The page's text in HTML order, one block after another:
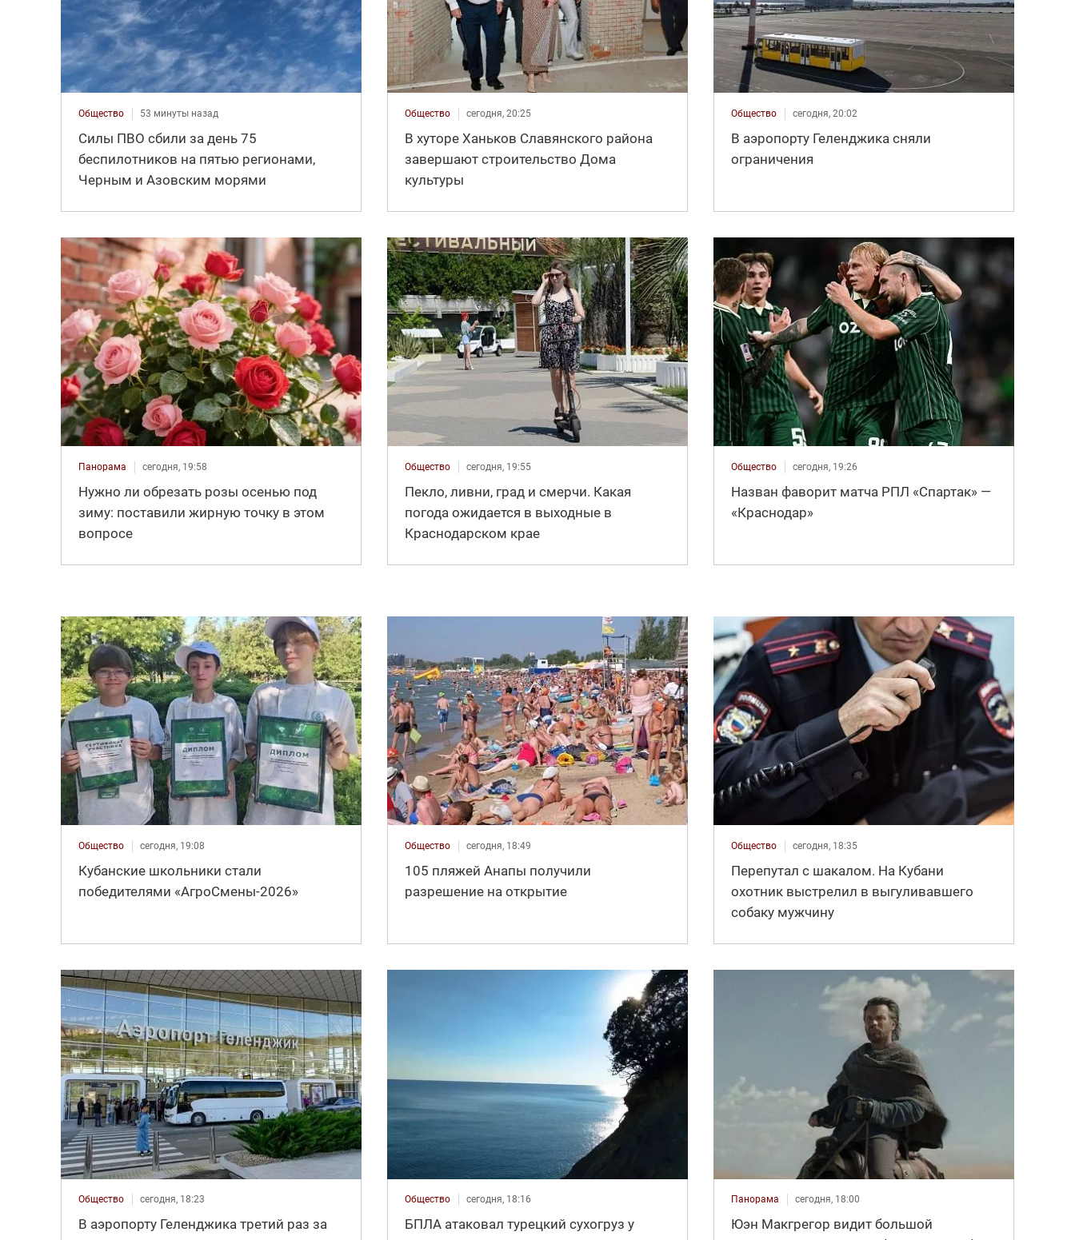
Общество 53 минуты назад
Силы ПВО сбили за день 75
беспилотников на пятью регионами,
Черным и Азовским морями
Общество сегодня, 20:25
В хуторе Ханьков Славянского района
завершают строительство Дома
культуры
Общество сегодня, 20:02
В аэропорту Геленджика сняли
ограничения
Панорама сегодня, 19:58
Нужно ли обрезать розы осенью под
зиму: поставили жирную точку в этом
вопросе
Общество сегодня, 19:55
Пекло, ливни, град и смерчи. Какая
погода ожидается в выходные в
Краснодарском крае
Общество сегодня, 19:26
Назван фаворит матча РПЛ «Спартак» —
«Краснодар»
Общество сегодня, 19:08
Кубанские школьники стали
победителями «АгроСмены-2026»
Общество сегодня, 18:49
105 пляжей Анапы получили
разрешение на открытие
Общество сегодня, 18:35
Перепутал с шакалом. На Кубани
охотник выстрелил в выгуливавшего
собаку мужчину
Общество сегодня, 18:23
В аэропорту Геленджика третий раз за
Общество сегодня, 18:16
БПЛА атаковал турецкий сухогруз у
Панорама сегодня, 18:00
Юэн Макгрегор видит большой